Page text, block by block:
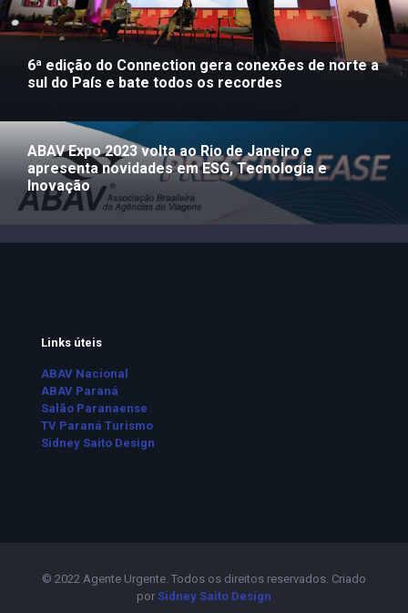
6ª edição do Connection gera conexões de norte a
sul do País e bate todos os recordes
ABAV Expo 2023 volta ao Rio de Janeiro e
apresenta novidades em ESG, Tecnologia e
Inovação
Links úteis
ABAV Nacional
ABAV Paraná
Salão Paranaense
TV Paraná Turismo
Sidney Saito Design
© 2022 Agente Urgente. Todos os direitos reservados. Criado
por Sidney Saito Design